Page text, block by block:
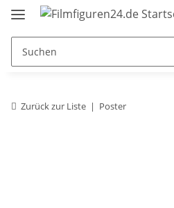
Zurück zur Liste Poster